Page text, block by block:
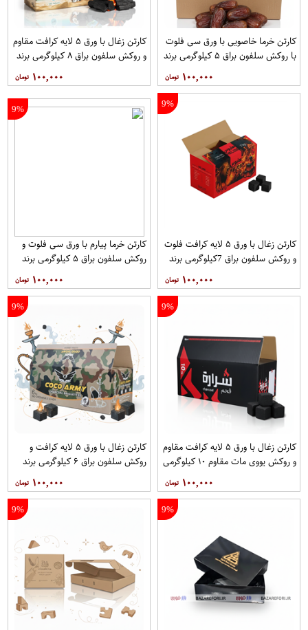
کارتن خرما خاصویی با ورق سی فلوت
با روکش سلفون براق ۵ کیلوگرمی برند
۱۰۰,۰۰۰
کارتن زغال با ورق ۵ لایه کرافت مقاوم
و روکش سلفون براق ۸ کیلوگرمی برند
۱۰۰,۰۰۰
9%
کارتن زغال با ورق ۵ لایه کرافت فلوت
و روکش سلفون براق 7کیلوگرمی برند
۱۰۰,۰۰۰
9%
کارتن خرما پیارم با ورق سی فلوت و
روکش سلفون براق ۵ کیلوگرمی برند
۱۰۰,۰۰۰
9%
کارتن زغال با ورق ۵ لایه کرافت مقاوم
و روکش یووی مات مقاوم ۱۰ کیلوگرمی
۱۰۰,۰۰۰
9%
کارتن زغال با ورق ۵ لایه کرافت و
روکش سلفون براق ۶ کیلوگرمی برند
۱۰۰,۰۰۰
9%
9%